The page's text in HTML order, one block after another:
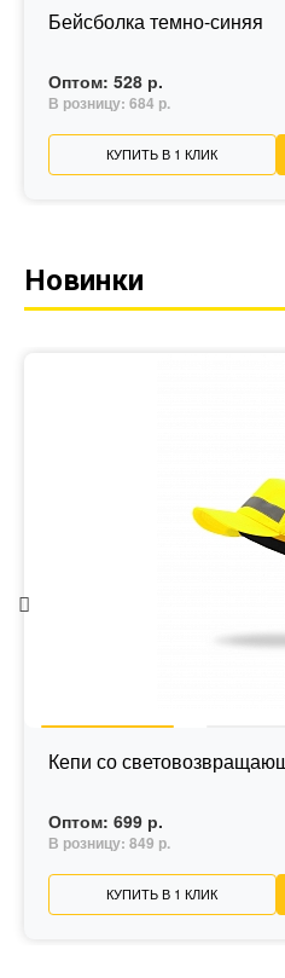
Бейсболка темно-синяя
Оптом: 528 р.
В розницу: 684 р.
КУПИТЬ В 1 КЛИК
Новинки
Кепи со
Оптом: 699 р.
В розницу: 849 р.
КУПИТЬ В 1 КЛИК